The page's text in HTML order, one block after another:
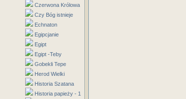
Czerwona Królowa
Czy Bóg istnieje
Echnaton
Egipcjanie
Egipt
Egipt -Teby
Gobekli Tepe
Herod Wielki
Historia Szatana
Historia papieży - 1